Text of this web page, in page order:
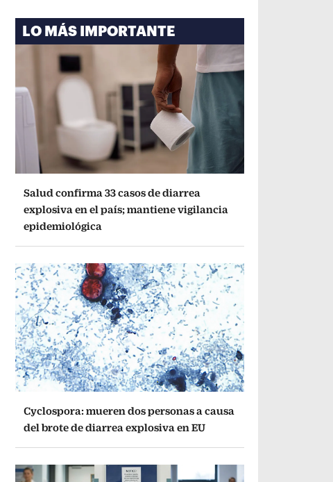
LO MÁS IMPORTANTE
Salud confirma 33 casos de diarrea
explosiva en el país; mantiene vigilancia
epidemiológica
Cyclospora: mueren dos personas a causa
del brote de diarrea explosiva en EU